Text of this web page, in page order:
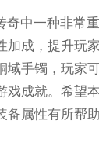
奇中一种非常
加成，提升玩
域手镯，玩家
戏成就。希望
备属性有所帮